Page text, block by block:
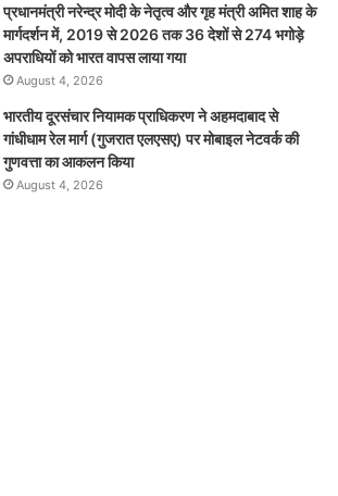
प्रधानमंत्री नरेन्द्र मोदी के नेतृत्व और गृह मंत्री अमित शाह के
मार्गदर्शन में, 2019 से 2026 तक 36 देशों से 274 भगोड़े
अपराधियों को भारत वापस लाया गया
August 4, 2026
भारतीय दूरसंचार नियामक प्राधिकरण ने अहमदाबाद से
गांधीधाम रेल मार्ग (गुजरात एलएसए) पर मोबाइल नेटवर्क की
गुणवत्ता का आकलन किया
August 4, 2026